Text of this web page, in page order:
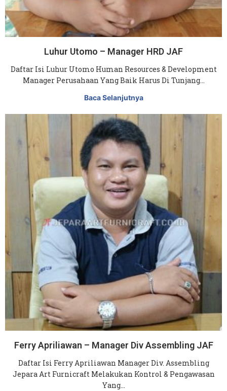
Luhur Utomo – Manager HRD JAF
Daftar Isi Luhur Utomo Human Resources & Development
Manager Perusahaan Yang Baik Harus Di Tunjang…
Baca Selanjutnya
Ferry Apriliawan – Manager Div Assembling JAF
Daftar Isi Ferry Apriliawan Manager Div. Assembling
Jepara Art Furnicraft Melakukan Kontrol & Pengawasan
Yang…